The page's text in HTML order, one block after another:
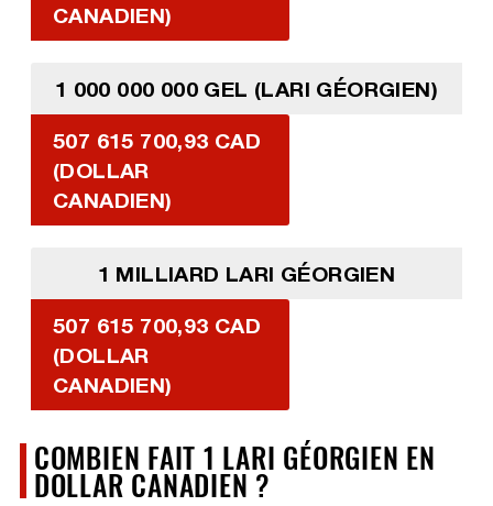
CANADIEN)
1 000 000 000 GEL (LARI GÉORGIEN)
507 615 700,93 CAD
(DOLLAR
CANADIEN)
1 MILLIARD LARI GÉORGIEN
507 615 700,93 CAD
(DOLLAR
CANADIEN)
COMBIEN FAIT 1 LARI GÉORGIEN EN
DOLLAR CANADIEN ?